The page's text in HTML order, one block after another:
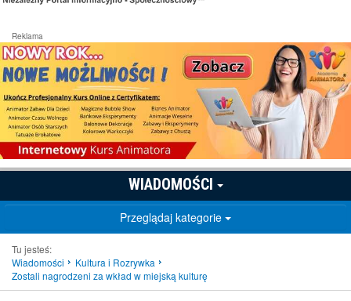
Reklama
WIADOMOŚCI
Przeglądaj kategorie
Tu jesteś:
Wiadomości
Kultura i Rozrywka
Zostali nagrodzeni za wkład w miejską kulturę